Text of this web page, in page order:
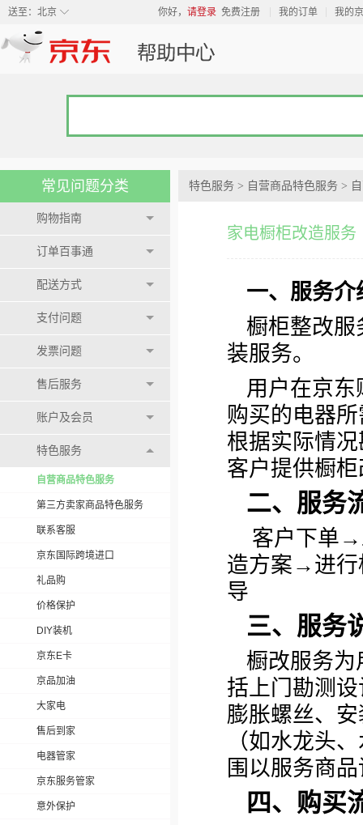
◇
送至： 北京 你好， 请登录 免费注册 我的订单 我的
常见问题分类
购物指南
订单百事通
配送方式
支付问题
发票问题
售后服务
账户及会员
特色服务
自营商品特色服务
第三方卖家商品特色服务
联系客服
京东国际跨境进口
礼品购
价格保护
DIY装机
京东E卡
京品加油
大家电
售后到家
电器管家
京东服务管家
意外保护
特色服务 > 自营商品特色服务 >
家电橱柜改造服务
一、服务介
橱柜整改
装服务。
用户在京
购买的电器
根据实际情
客户提供橱
二、服务
客户下单
造方案→进
导
三、服务
橱改服务
括上门勘测
膨胀螺丝、
（如水龙头
围以服务商
四、购买